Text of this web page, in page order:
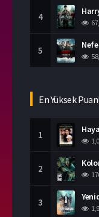
4
5
En Yüksek
1
2
3